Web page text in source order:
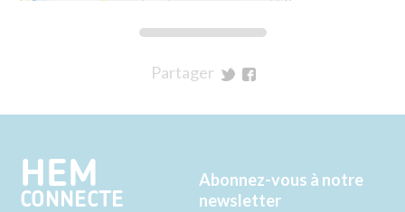
Partager
Twitter
Facebook
HEM
CONNECTE
Abonnez-vous à notre
newsletter